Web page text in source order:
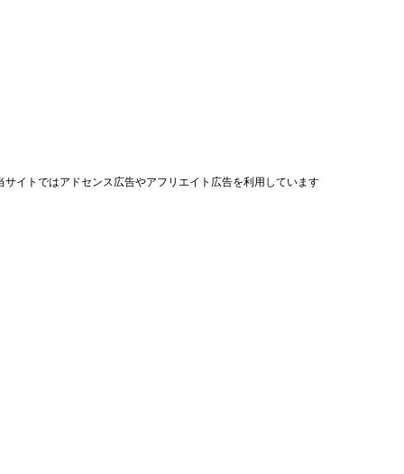
サイトではアドセンス広告やアフリエイト広告を利用しています